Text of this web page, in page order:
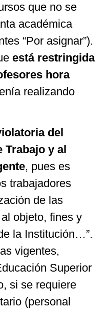
que no se
académica
“Por asignar”).
está restringida
hora
realizando
del
y al
, pues es
trabajadores
de las
objeto, fines y
la Institución…”.
vigentes,
Superior
si se requiere
(personal